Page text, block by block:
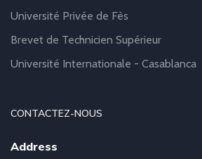
Université Privée de Fès
Brevet de Technicien Supérieur
Université Internationale - Casablanca
CONTACTEZ-NOUS
Address